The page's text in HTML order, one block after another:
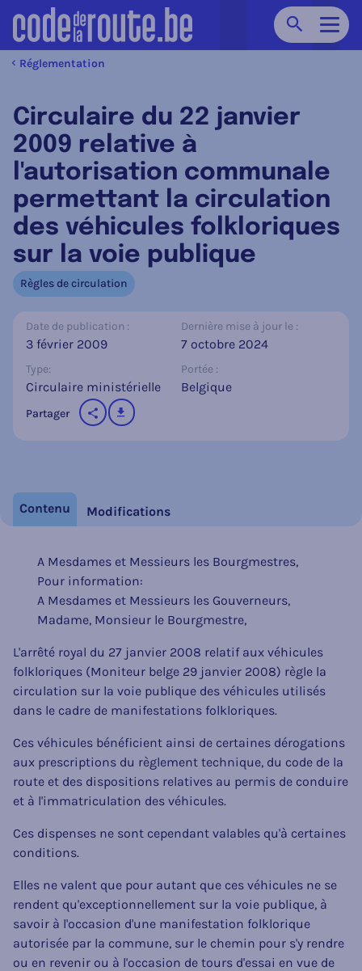
Chercher
Réglementation
Circulaire du 22 janvier
2009 relative à
l'autorisation communale
permettant la circulation
des véhicules folkloriques
sur la voie publique
Règles de circulation
Date de publication :
3 février 2009
Dernière mise à jour le :
7 octobre 2024
Type:
Circulaire ministérielle
Portée :
Belgique
Partager télécharger
Contenu Modifications
A Mesdames et Messieurs les Bourgmestres,
Pour information:
A Mesdames et Messieurs les Gouverneurs,
Madame, Monsieur le Bourgmestre,
L'arrêté royal du 27 janvier 2008 relatif aux véhicules
folkloriques (Moniteur belge 29 janvier 2008) règle la
circulation sur la voie publique des véhicules utilisés
dans le cadre de manifestations folkloriques.
Ces véhicules bénéficient ainsi de certaines dérogations
aux prescriptions du règlement technique, du code de la
route et des dispositions relatives au permis de conduire
et à l'immatriculation des véhicules.
Ces dispenses ne sont cependant valables qu'à certaines
conditions.
Elles ne valent que pour autant que ces véhicules ne se
rendent qu'exceptionnellement sur la voie publique, à
savoir à l'occasion d'une manifestation folklorique
autorisée par la commune, sur le chemin pour s'y rendre
ou en revenir ou à l'occasion de tours d'essai en vue de